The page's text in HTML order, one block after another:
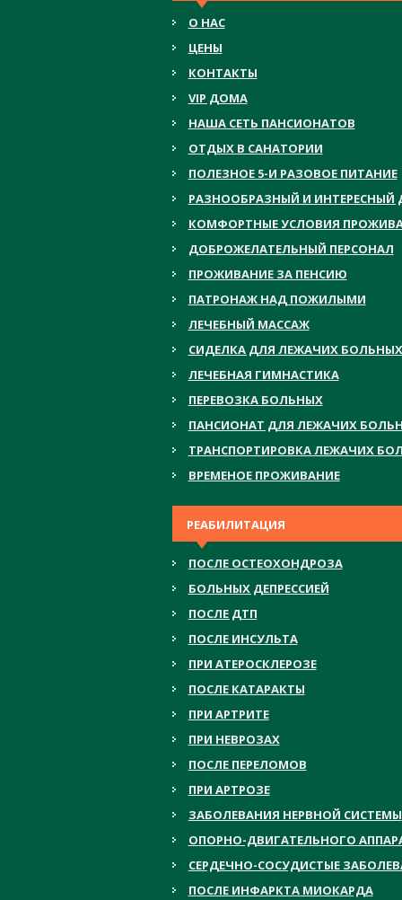
О НАС
ЦЕНЫ
КОНТАКТЫ
VIP ДОМА
НАША СЕТЬ ПАНСИОНАТОВ
ОТДЫХ В САНАТОРИИ
ПОЛЕЗНОЕ 5-И РАЗОВОЕ ПИТАНИЕ
РАЗНООБРАЗНЫЙ И ИНТЕРЕСНЫЙ
КОМФОРТНЫЕ УСЛОВИЯ
ДОБРОЖЕЛАТЕЛЬНЫЙ ПЕРСОНАЛ
ПРОЖИВАНИЕ ЗА ПЕНСИЮ
ПАТРОНАЖ НАД ПОЖИЛЫМИ
ЛЕЧЕБНЫЙ МАССАЖ
СИДЕЛКА ДЛЯ ЛЕЖАЧИХ БОЛЬНЫХ
ЛЕЧЕБНАЯ ГИМНАСТИКА
ПЕРЕВОЗКА БОЛЬНЫХ
ПАНСИОНАТ ДЛЯ ЛЕЖАЧИХ
ТРАНСПОРТИРОВКА ЛЕЖАЧИХ
ВРЕМЕНОЕ ПРОЖИВАНИЕ
РЕАБИЛИТАЦИЯ
ПОСЛЕ ОСТЕОХОНДРОЗА
БОЛЬНЫХ ДЕПРЕССИЕЙ
ПОСЛЕ ДТП
ПОСЛЕ ИНСУЛЬТА
ПРИ АТЕРОСКЛЕРОЗЕ
ПОСЛЕ КАТАРАКТЫ
ПРИ АРТРИТЕ
ПРИ НЕВРОЗАХ
ПОСЛЕ ПЕРЕЛОМОВ
ПРИ АРТРОЗЕ
ЗАБОЛЕВАНИЯ НЕРВНОЙ СИСТЕМЫ
ОПОРНО-ДВИГАТЕЛЬНОГО
СЕРДЕЧНО-СОСУДИСТЫЕ
ПОСЛЕ ИНФАРКТА МИОКАРДА